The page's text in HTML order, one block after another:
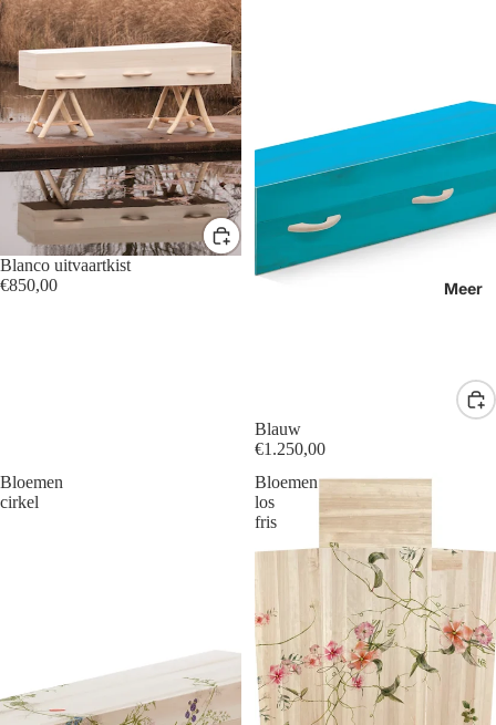
Meer
Blanco uitvaartkist
€850,00
Blauw
€1.250,00
Bloemen
cirkel
Bloemen
los
fris